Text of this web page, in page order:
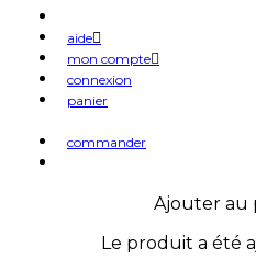
aide
mon compte
connexion
panier
commander
Ajouter au
Le produit a été